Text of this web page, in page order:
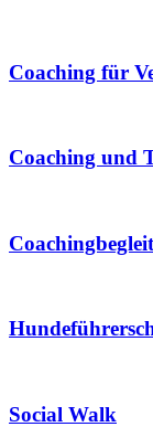
Coaching für
Coaching und
Social Walk